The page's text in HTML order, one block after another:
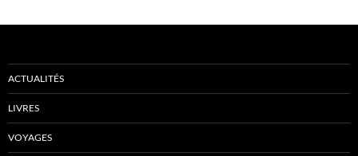
ACTUALITÉS
LIVRES
VOYAGES